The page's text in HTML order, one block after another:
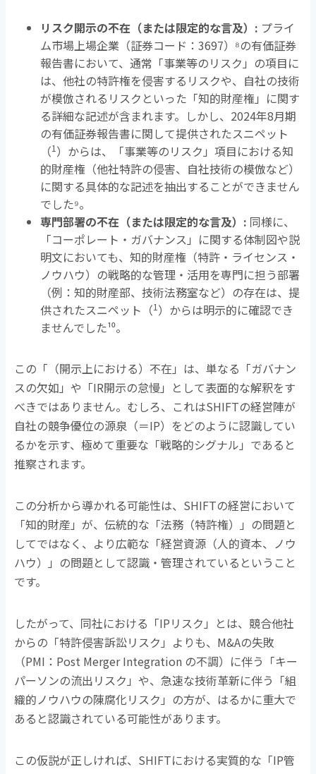
リスク開示の不在（または限定的な言及） : プライ
ム市場上場企業（証券コード： 3697） ⁸の有価証券
報告書において、通常「事業等のリスク」の項目に
は、他社の特許権を侵害するリスクや、自社の技術
が模倣されるリスクといった「知的財産権」に関す
る詳細な記述が含まれます。しかし、 2024年8月期
の有価証券報告書に関して提供されたスニペット
（1 ）からは、「事業等のリスク」項目における知
的財産権（他社特許の侵害、自社技術の模倣など）
に関する具体的な記述を抽出することができません
でした⁹。
専門部署の不在（または限定的な言及） : 同様に、
「コーポレート・ガバナンス」に関する体制図や説
明文においても、知的財産権（特許・ライセンス・
ノウハウ）の戦略的な管理・活用を専門に担う部署
（例：知的財産部、技術法務室など）の存在は、提
供されたスニペット（1 ）からは明示的に確認でき
ませんでした¹⁰。
この「（開示上における）不在」は、単なる「ガバナン
スの欠如」や「IR開示の怠慢」として表面的な解釈をす
べきではありません。むしろ、これはSHIFTの経営陣が
自社の競争優位の源泉（＝IP）をどのように認識してい
るかを示す、極めて重要な「戦略的シグナル」であると
推察されます。
この分析から導かれる可能性は、 SHIFTの経営において
「知的財産」が、伝統的な「法務（特許権）」の問題と
してではなく、より広範な「経営資源（人的資本、ノウ
ハウ）」の問題として認識・管理されているということ
です。
したがって、同社における「IPリスク」とは、競合他社
からの「特許侵害訴訟リスク」よりも、 M&Aの失敗
（PMI ： Post Merger Integration の不調）に伴う「キー
パーソンの流出リスク」や、急速な技術革新に伴う「組
織的ノウハウの陳腐化リスク」の方が、はるかに重大で
あると認識されている可能性があります。
この仮説が正しければ、 SHIFTにおける実質的な「IP管